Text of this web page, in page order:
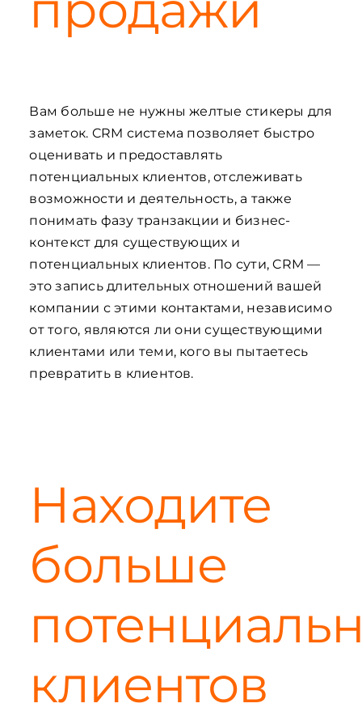
Вам больше не нужны желтые стикеры для
заметок. CRM система позволяет быстро
оценивать и предоставлять
потенциальных клиентов, отслеживать
возможности и деятельность, а также
понимать фазу транзакции и бизнес-
контекст для существующих и
потенциальных клиентов. По сути, CRM —
это запись длительных отношений вашей
компании с этими контактами, независимо
от того, являются ли они существующими
клиентами или теми, кого вы пытаетесь
превратить в клиентов.
Находите
больше
клиентов